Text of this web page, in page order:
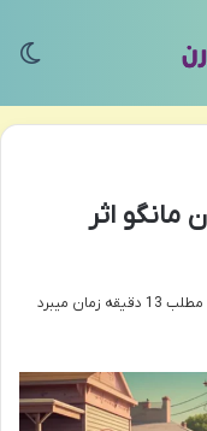
مانگو اثر
زمان میبرد